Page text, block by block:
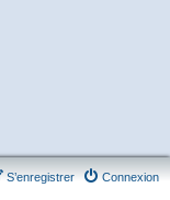
Connexion
S’enregistrer